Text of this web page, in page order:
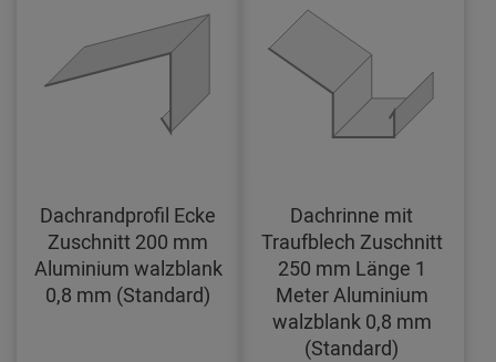
Dachrandprofil Ecke
Zuschnitt 200 mm
Aluminium walzblank
0,8 mm (Standard)
Dachrinne mit
Traufblech Zuschnitt
250 mm Länge 1
Meter Aluminium
walzblank 0,8 mm
(Standard)